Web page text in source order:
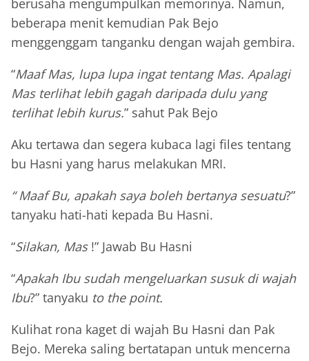
beberapa menit kemudian Pak Bejo
menggenggam tanganku dengan wajah gembira.
“Maaf Mas, lupa lupa ingat tentang Mas. Apalagi
Mas terlihat lebih gagah daripada dulu yang
terlihat lebih kurus.” sahut Pak Bejo
Aku tertawa dan segera kubaca lagi files tentang
bu Hasni yang harus melakukan MRI.
“ Maaf Bu, apakah saya boleh bertanya sesuatu?”
tanyaku hati-hati kepada Bu Hasni.
“Silakan, Mas!” Jawab Bu Hasni
“Apakah Ibu sudah mengeluarkan susuk di wajah
Ibu?” tanyaku to the point.
Kulihat rona kaget di wajah Bu Hasni dan Pak
Bejo. Mereka saling bertatapan untuk mencerna